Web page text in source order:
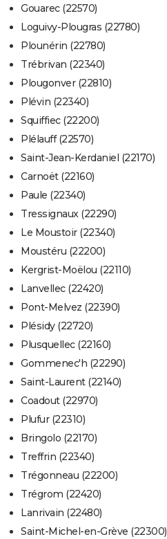
Gouarec (22570)
Loguivy-Plougras (22780)
Plounérin (22780)
Trébrivan (22340)
Plougonver (22810)
Plévin (22340)
Squiffiec (22200)
Plélauff (22570)
Saint-Jean-Kerdaniel (22170)
Carnoët (22160)
Paule (22340)
Tressignaux (22290)
Le Moustoir (22340)
Moustéru (22200)
Kergrist-Moëlou (22110)
Lanvellec (22420)
Pont-Melvez (22390)
Plésidy (22720)
Plusquellec (22160)
Gommenec'h (22290)
Saint-Laurent (22140)
Coadout (22970)
Plufur (22310)
Bringolo (22170)
Treffrin (22340)
Trégonneau (22200)
Trégrom (22420)
Lanrivain (22480)
Saint-Michel-en-Grève (22300)